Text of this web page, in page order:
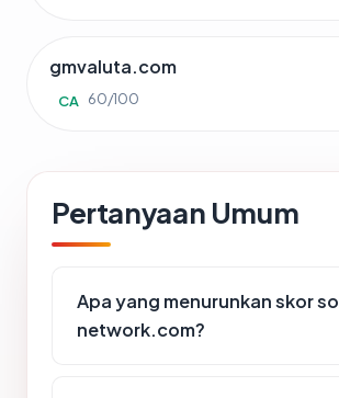
gmvaluta.com
CA 60/100
Pertanyaan Umum
Apa yang menurunkan skor
network.com?